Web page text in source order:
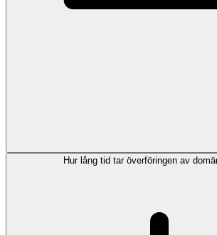
Hur lång tid tar överföringen av